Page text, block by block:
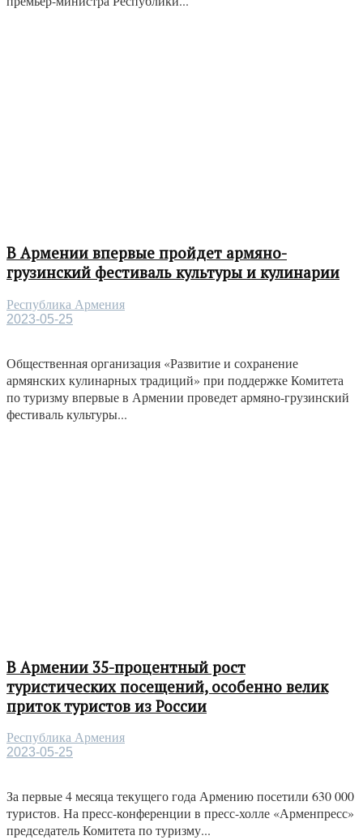
В Армении впервые пройдет армяно-
грузинский фестиваль культуры и кулинарии
Республика Армения
2023-05-25
Общественная организация «Развитие и сохранение
армянских кулинарных традиций» при поддержке Комитета
по туризму впервые в Армении проведет армяно-грузинский
фестиваль культуры...
В Армении 35-процентный рост
туристических посещений, особенно велик
приток туристов из России
Республика Армения
2023-05-25
За первые 4 месяца текущего года Армению посетили 630 000
туристов. На пресс-конференции в пресс-холле «Арменпресс»
председатель Комитета по туризму...